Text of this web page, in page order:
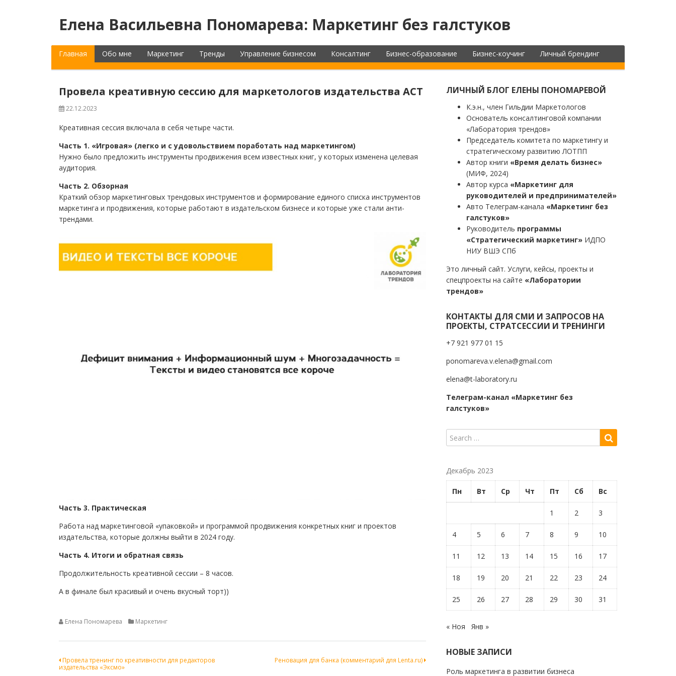
Елена Васильевна Пономарева: Маркетинг без галстуков
Главная Обо мне Маркетинг Тренды Управление бизнесом Консалтинг Бизнес-образование Бизнес-коучинг Личный брендинг
Провела креативную сессию для маркетологов издательства АСТ
22.12.2023
Креативная сессия включала в себя четыре части.
Часть 1. «Игровая» (легко и с удовольствием поработать над маркетингом)
Нужно было предложить инструменты продвижения всем известных книг, у которых изменена целевая
аудитория.
Часть 2. Обзорная
Краткий обзор маркетинговых трендовых инструментов и формирование единого списка инструментов
маркетинга и продвижения, которые работают в издательском бизнесе и которые уже стали анти-
трендами.
Часть 3. Практическая
Работа над маркетинговой «упаковкой» и программой продвижения конкретных книг и проектов
издательства, которые должны выйти в 2024 году.
Часть 4. Итоги и обратная связь
Продолжительность креативной сессии – 8 часов.
А в финале был красивый и очень вкусный торт))
Елена Пономарева Маркетинг
Навигация
Провела тренинг по креативности для редакторов
издательства «Эксмо»
Реновация для банка (комментарий для Lenta.ru)
ЛИЧНЫЙ БЛОГ ЕЛЕНЫ ПОНОМАРЕВОЙ
К.э.н., член Гильдии Маркетологов
Основатель консалтинговой компании
«Лаборатория трендов»
Председатель комитета по маркетингу и
стратегическому развитию ЛОТПП
Автор книги «Время делать бизнес»
(МИФ, 2024)
Автор курса «Маркетинг для
руководителей и предпринимателей»
Авто Телеграм-канала «Маркетинг без
галстуков»
Руководитель программы
«Стратегический маркетинг» ИДПО
НИУ ВШЭ СПб
Это личный сайт. Услуги, кейсы, проекты и
спецпроекты на сайте «Лаборатории
трендов»
КОНТАКТЫ ДЛЯ СМИ И ЗАПРОСОВ НА
ПРОЕКТЫ, СТРАТСЕССИИ И ТРЕНИНГИ
+7 921 977 01 15
ponomareva.v.elena@gmail.com
elena@t-laboratory.ru
Телеграм-канал «Маркетинг без
галстуков»
Декабрь 2023
Пн Вт Ср Чт Пт Сб Вс
1 2 3
4 5 6 7 8 9 10
11 12 13 14 15 16 17
18 19 20 21 22 23 24
25 26 27 28 29 30 31
« Ноя Янв »
НОВЫЕ ЗАПИСИ
Роль маркетинга в развитии бизнеса